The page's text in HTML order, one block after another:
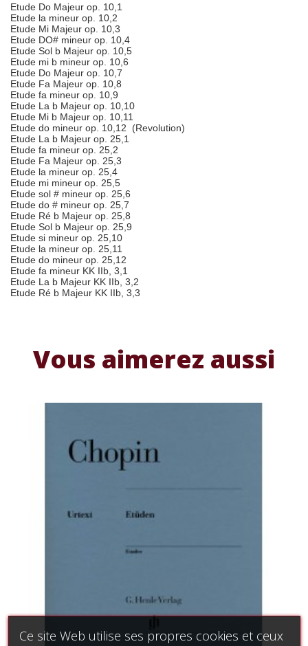
Etude Do Majeur op. 10,1
Etude la mineur op. 10,2
Etude Mi Majeur op. 10,3
Etude DO# mineur op. 10,4
Etude Sol b Majeur op. 10,5
Etude mi b mineur op. 10,6
Etude Do Majeur op. 10,7
Etude Fa Majeur op. 10,8
Etude fa mineur op. 10,9
Etude La b Majeur op. 10,10
Etude Mi b Majeur op. 10,11
Etude do mineur op. 10,12 (Revolution)
Etude La b Majeur op. 25,1
Etude fa mineur op. 25,2
Etude Fa Majeur op. 25,3
Etude la mineur op. 25,4
Etude mi mineur op. 25,5
Etude sol # mineur op. 25,6
Etude do # mineur op. 25,7
Etude Ré b Majeur op. 25,8
Etude Sol b Majeur op. 25,9
Etude si mineur op. 25,10
Etude la mineur op. 25,11
Etude do mineur op. 25,12
Etude fa mineur KK IIb, 3,1
Etude La b Majeur KK IIb, 3,2
Etude Ré b Majeur KK IIb, 3,3
Vous aimerez aussi
Ce site Web utilise ses propres cookies et ceux